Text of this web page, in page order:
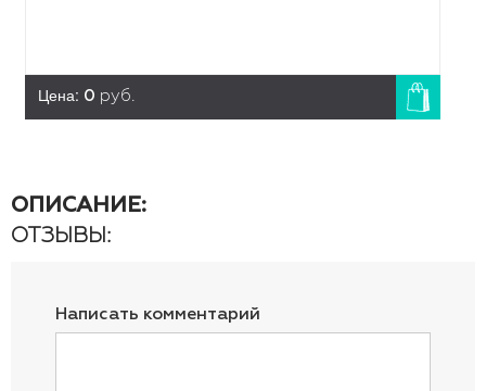
Цена: 0 руб.
ОПИСАНИЕ:
ОТЗЫВЫ:
Написать комментарий